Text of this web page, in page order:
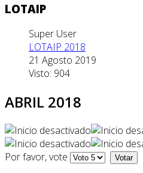
LOTAIP
Super User
LOTAIP 2018
21 Agosto 2019
Visto: 904
ABRIL 2018
Por favor, vote